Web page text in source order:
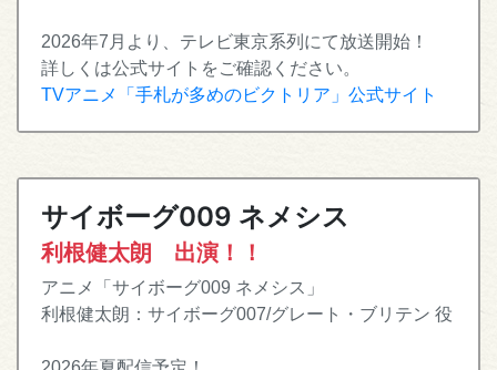
2026年7月より、テレビ東京系列にて放送開始！
詳しくは公式サイトをご確認ください。
TVアニメ「手札が多めのビクトリア」公式サイト
サイボーグ009 ネメシス
利根健太朗 出演！！
アニメ「サイボーグ009 ネメシス」
利根健太朗：サイボーグ007/グレート・ブリテン 役